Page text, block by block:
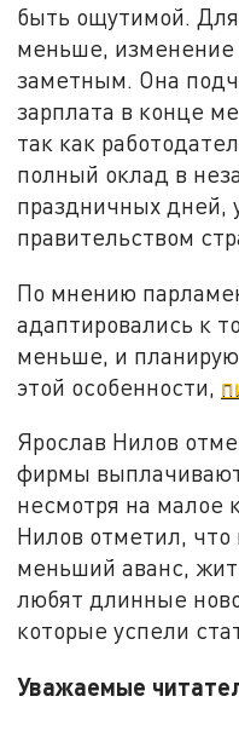
быть ощутимой.
меньше, изменение
заметным. Она
зарплата в конце
так как
полный оклад в
праздничных дней,
правительством
По мнению
адаптировались к
меньше, и
этой особенности,
Ярослав Нилов
фирмы
несмотря на малое
Нилов отметил, что
меньший аванс,
любят длинные
которые успели
Уважаемые